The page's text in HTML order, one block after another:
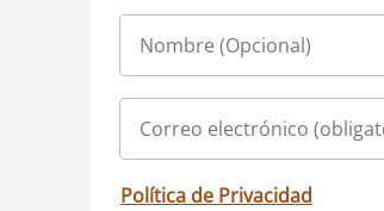
Política de Privacidad